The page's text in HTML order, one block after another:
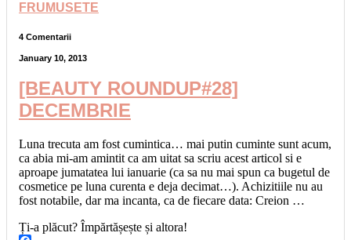
FRUMUSETE
4 Comentarii
January 10, 2013
[BEAUTY ROUNDUP#28]
DECEMBRIE
Luna trecuta am fost cumintica… mai putin cuminte sunt acum,
ca abia mi-am amintit ca am uitat sa scriu acest articol si e
aproape jumatatea lui ianuarie (ca sa nu mai spun ca bugetul de
cosmetice pe luna curenta e deja decimat…). Achizitiile nu au
fost notabile, dar ma incanta, ca de fiecare data: Creion …
Ți-a plăcut? Împărtășește și altora!